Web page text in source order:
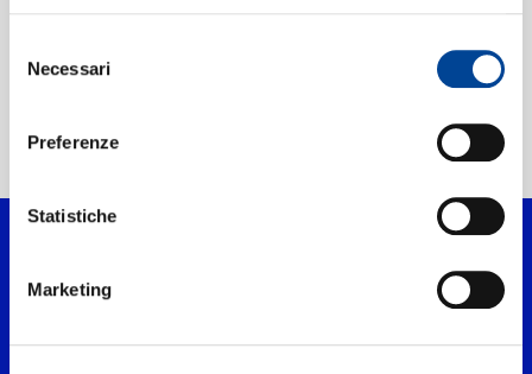
delNecessari
Preferenze
Statistiche
Marketing
Mariko Senju